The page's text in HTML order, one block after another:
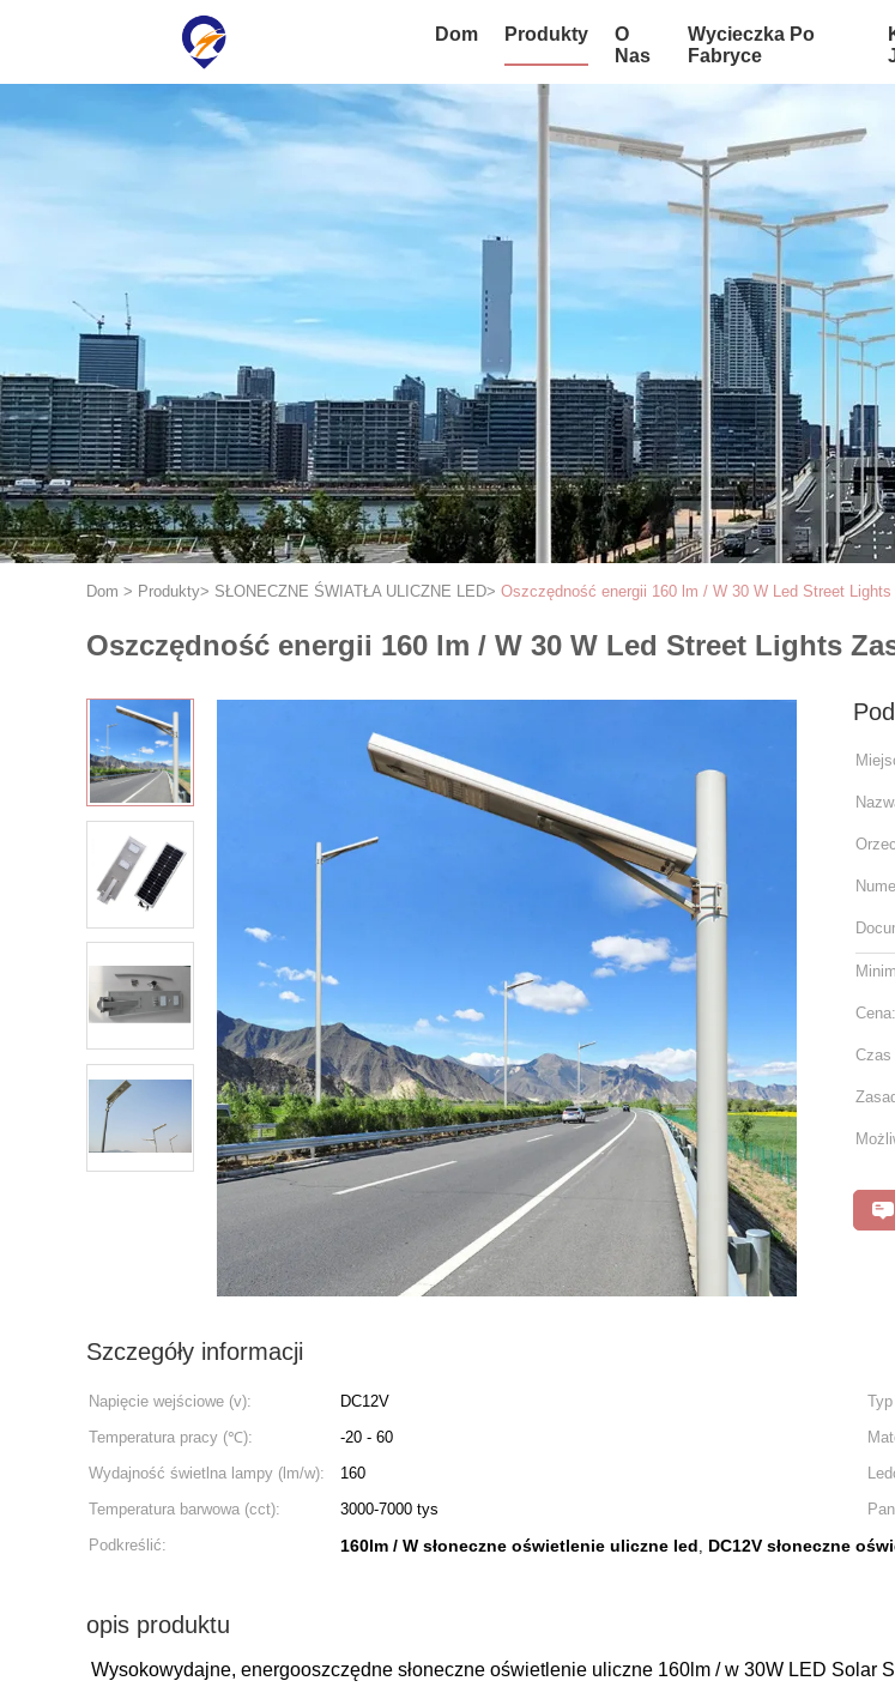
Dom Produkty
O
Nas
Wycieczka Po
Fabryce
Dom > Produkty> SŁONECZNE ŚWIATŁA ULICZNE LED> Oszczędność energii 160 lm / W 30 W Led Street Lights
Oszczędność energii 160 lm / W 30 W Led Street Lights
Cena:
Czas
Szczegóły informacji
Napięcie wejściowe (v): DC12V
Temperatura pracy (℃):
-20 - 60
Wydajność świetlna lampy (lm/w):
160
Temperatura barwowa (cct):
3000-7000 tys
Podkreślić:
160lm / W słoneczne oświetlenie uliczne led, DC12V słoneczne
opis produktu
Wysokowydajne, energooszczędne słoneczne oświetlenie uliczne 160lm / w 30W LED Solar